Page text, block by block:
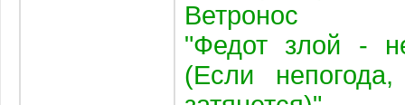
Ветронос
"Федот злой -
(Если